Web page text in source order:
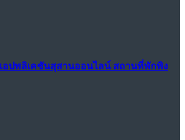
แอปพลิเคชันสุสานออนไลน์ สถานที่พักพิง